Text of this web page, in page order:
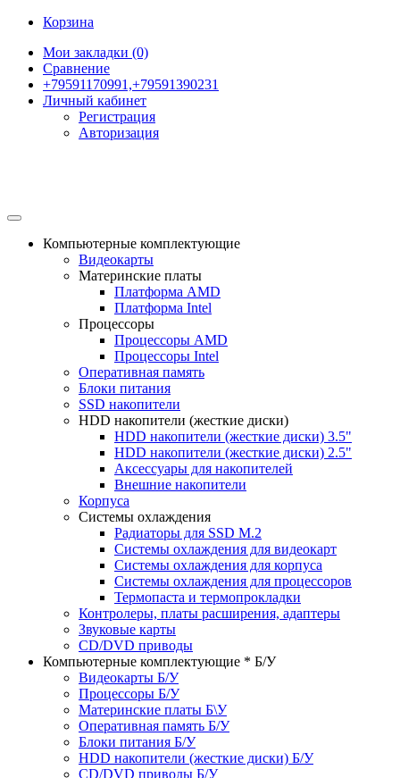
Корзина
Мои закладки (0)
Сравнение
+79591170991,+79591390231
Личный кабинет
Регистрация
Авторизация
Компьютерные комплектующие
Видеокарты
Материнские платы
Платформа AMD
Платформа Intel
Процессоры
Процессоры AMD
Процессоры Intel
Оперативная память
Блоки питания
SSD накопители
HDD накопители (жесткие диски)
HDD накопители (жесткие диски) 3.5"
HDD накопители (жесткие диски) 2.5"
Аксессуары для накопителей
Внешние накопители
Корпуса
Системы охлаждения
Радиаторы для SSD M.2
Системы охлаждения для видеокарт
Системы охлаждения для корпуса
Системы охлаждения для процессоров
Термопаста и термопрокладки
Контролеры, платы расширения, адаптеры
Звуковые карты
CD/DVD приводы
Компьютерные комплектующие * Б/У
Видеокарты Б/У
Процессоры Б/У
Материнские платы Б\У
Оперативная память Б/У
Блоки питания Б/У
HDD накопители (жесткие диски) Б/У
CD/DVD приводы Б/У